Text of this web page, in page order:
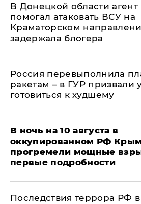
В Донецкой области
помогал атаковать ВСУ на
Краматорском
задержала блогера
Россия перевыполнила
ракетам – в ГУР призвали
готовиться к худшему
В ночь на 10 августа в
оккупированном РФ
прогремели мощные
первые подробности
Последствия террора РФ